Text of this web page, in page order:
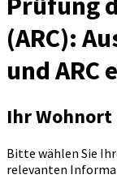
(ARC):
und ARC
Ihr Wohnort
Bitte wählen Sie
relevanten